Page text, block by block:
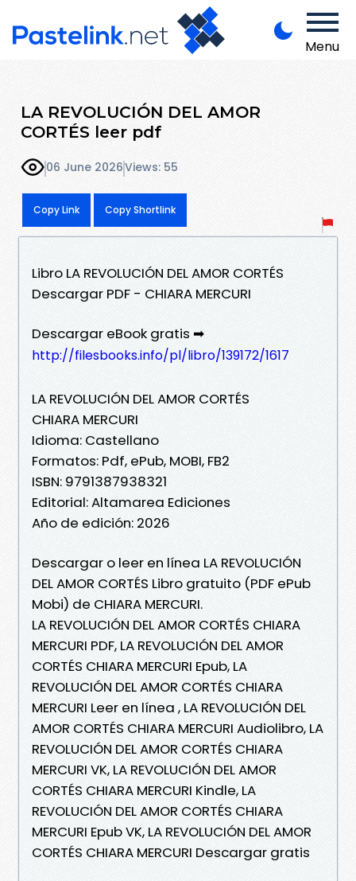
Menu
LA REVOLUCIÓN DEL AMOR
CORTÉS leer pdf
06 June 2026Views: 55
Copy Link Copy Shortlink
Libro LA REVOLUCIÓN DEL AMOR CORTÉS
Descargar PDF - CHIARA MERCURI
Descargar eBook gratis ➡
http://filesbooks.info/pl/libro/139172/1617
LA REVOLUCIÓN DEL AMOR CORTÉS
CHIARA MERCURI
Idioma: Castellano
Formatos: Pdf, ePub, MOBI, FB2
ISBN: 9791387938321
Editorial: Altamarea Ediciones
Año de edición: 2026
Descargar o leer en línea LA REVOLUCIÓN
DEL AMOR CORTÉS Libro gratuito (PDF ePub
Mobi) de CHIARA MERCURI.
LA REVOLUCIÓN DEL AMOR CORTÉS CHIARA
MERCURI PDF, LA REVOLUCIÓN DEL AMOR
CORTÉS CHIARA MERCURI Epub, LA
REVOLUCIÓN DEL AMOR CORTÉS CHIARA
MERCURI Leer en línea , LA REVOLUCIÓN DEL
AMOR CORTÉS CHIARA MERCURI Audiolibro, LA
REVOLUCIÓN DEL AMOR CORTÉS CHIARA
MERCURI VK, LA REVOLUCIÓN DEL AMOR
CORTÉS CHIARA MERCURI Kindle, LA
REVOLUCIÓN DEL AMOR CORTÉS CHIARA
MERCURI Epub VK, LA REVOLUCIÓN DEL AMOR
CORTÉS CHIARA MERCURI Descargar gratis